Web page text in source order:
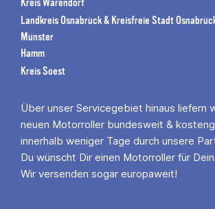
Landkreis Osnabrück & Kreisfreie Stadt
Münster
Hamm
Kreis Soest
Über unser Servicegebiet hinaus liefern
neuen Motorroller bundesweit &
innerhalb weniger Tage durch unsere
Du wünscht Dir einen Motorroller für
Wir versenden sogar europaweit!